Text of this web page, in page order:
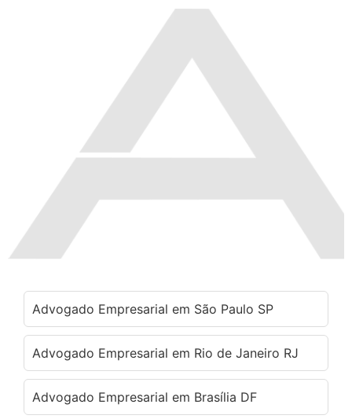
Advogado Empresarial em São Paulo SP
Advogado Empresarial em Rio de Janeiro RJ
Advogado Empresarial em Brasília DF